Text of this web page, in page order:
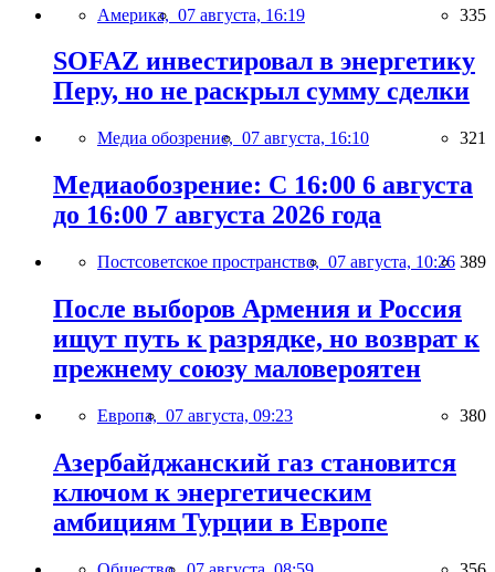
Америка, 07 августа, 16:19 335
SOFAZ инвестировал в энергетику
Перу, но не раскрыл сумму сделки
Медиа обозрение, 07 августа, 16:10 321
Медиаобозрение: С 16:00 6 августа
до 16:00 7 августа 2026 года
Постсоветское пространство, 07 августа, 10:26 389
После выборов Армения и Россия
ищут путь к разрядке, но возврат к
прежнему союзу маловероятен
Европа, 07 августа, 09:23 380
Азербайджанский газ становится
ключом к энергетическим
амбициям Турции в Европе